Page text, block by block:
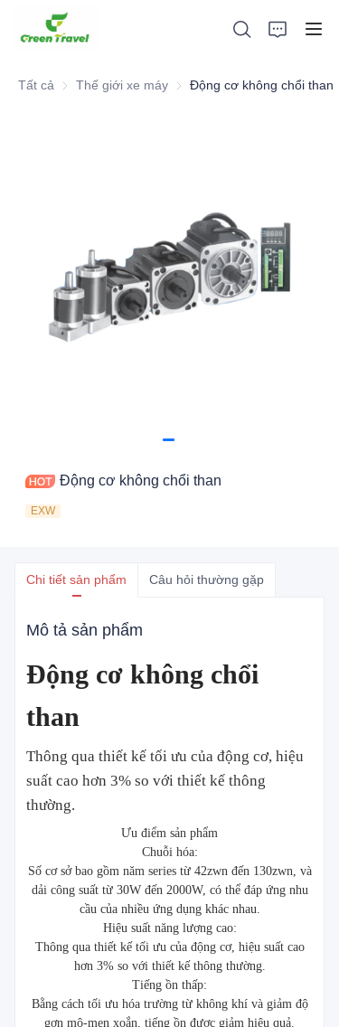
Tất cả Thế giới xe máy Thế giới xe máy
Động cơ không chổi than
Động cơ không chổi than
EXW
Chi tiết sản phẩm Câu hỏi thường gặp
Mô tả sản phẩm
Động cơ không chổi
than
Thông qua thiết kế tối ưu của động cơ, hiệu
suất cao hơn 3% so với thiết kế thông
thường.
Ưu điểm sản phẩm
Chuỗi hóa:
Số cơ sở bao gồm năm series từ 42zwn đến 130zwn, và
dải công suất từ 30W đến 2000W, có thể đáp ứng nhu
cầu của nhiều ứng dụng khác nhau.
Hiệu suất năng lượng cao:
Thông qua thiết kế tối ưu của động cơ, hiệu suất cao
hơn 3% so với thiết kế thông thường.
Tiếng ồn thấp:
Bằng cách tối ưu hóa trường từ không khí và giảm độ
gợn mô-men xoắn, tiếng ồn được giảm hiệu quả.
Giới thiệu về chúng tôi
Tin tức và hợp tác
Cơ sở sản xuất và quy trình